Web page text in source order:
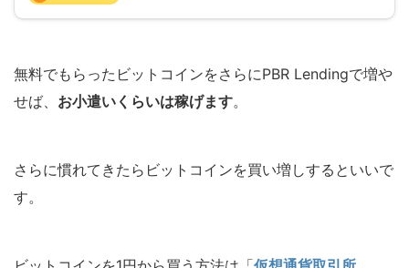
無料でもらったビットコインをさらにPBR Lendingで増や
せば、 お小遣いくらいは稼げます。
さらに慣れてきたらビットコインを買い増しするといいで
す。